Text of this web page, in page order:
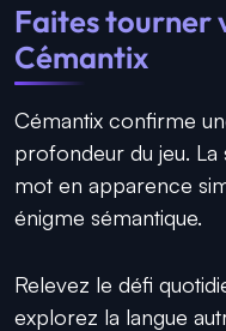
Faites tourner
Cémantix
Cémantix confirme
profondeur du jeu. La
mot en apparence
énigme sémantique.
Relevez le défi
explorez la langue